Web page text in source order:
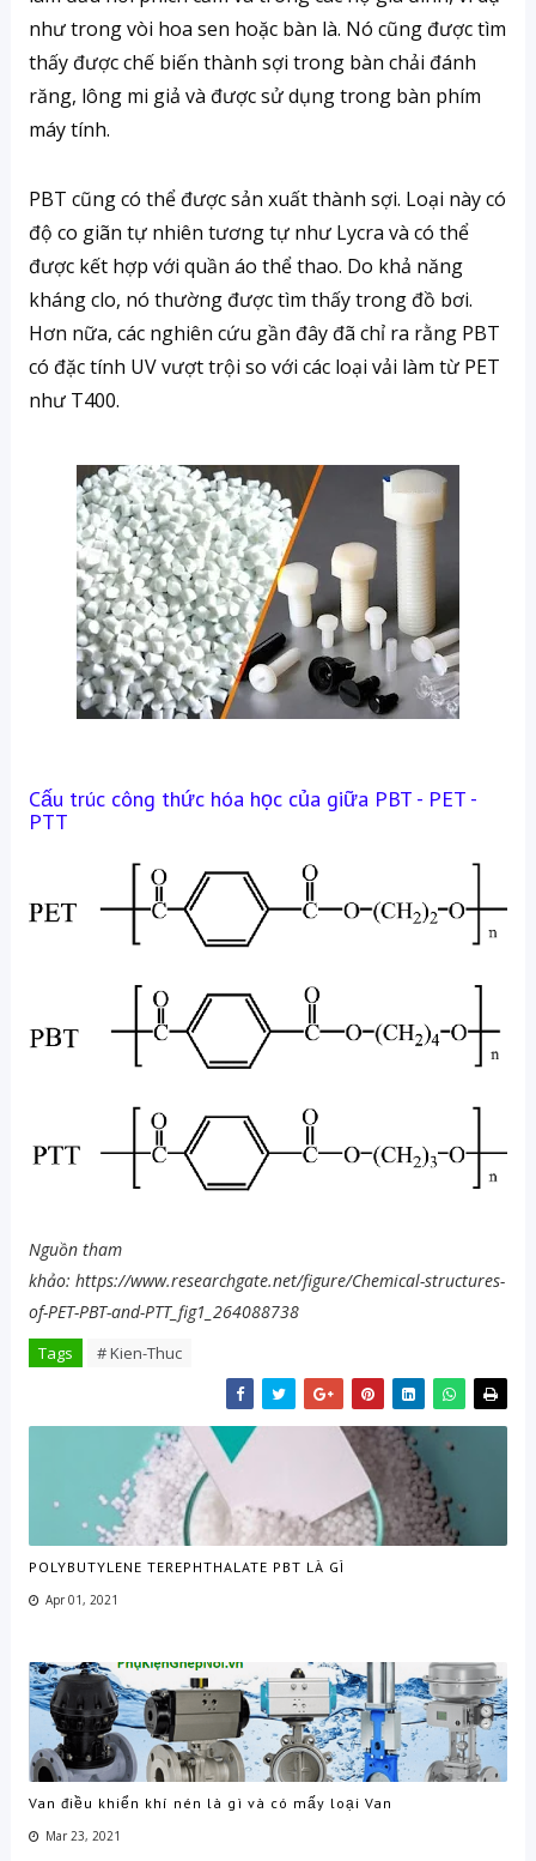
như trong vòi hoa sen hoặc bàn là. Nó cũng được tìm
thấy được chế biến thành sợi trong bàn chải đánh
răng, lông mi giả và được sử dụng trong bàn phím
máy tính.
PBT cũng có thể được sản xuất thành sợi. Loại này có
độ co giãn tự nhiên tương tự như Lycra và có thể
được kết hợp với quần áo thể thao. Do khả năng
kháng clo, nó thường được tìm thấy trong đồ bơi.
Hơn nữa, các nghiên cứu gần đây đã chỉ ra rằng PBT
có đặc tính UV vượt trội so với các loại vải làm từ PET
như T400.
Cấu trúc công thức hóa học của giữa PBT - PET -
PTT
Nguồn tham
khảo: https://www.researchgate.net/figure/Chemical-structures-
of-PET-PBT-and-PTT_fig1_264088738
Tags # Kien-Thuc
POLYBUTYLENE TEREPHTHALATE PBT LÀ GÌ
Apr 01, 2021
Van điều khiển khí nén là gì và có mấy loại Van
Mar 23, 2021